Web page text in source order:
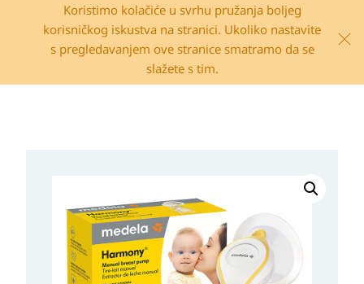
Koristimo kolačiće u svrhu pružanja boljeg
korisničkog iskustva na stranici. Ukoliko nastavite
s pregledavanjem ove stranice smatramo da se
slažete s tim.